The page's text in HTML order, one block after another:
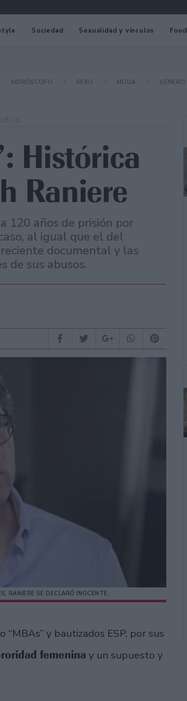
Sociedad Sexualidad y vínculos Food
HORÓSCOPO SEXO MODA GÉNERO
Histórica
Raniere
120 años de prisión por
al igual que el del
documental y las
de sus abusos.
RANIERE SE DECLARÓ INOCENTE.
“MBAs” y bautizados ESP, por sus
femenina y un supuesto y